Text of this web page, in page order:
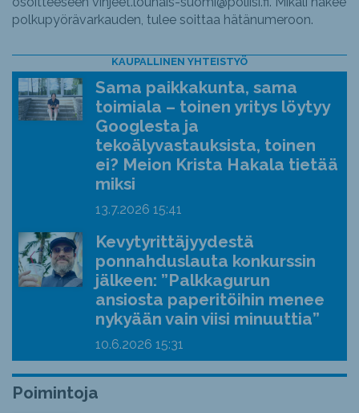
polkupyörävarkauden, tulee soittaa hätänumeroon.
KAUPALLINEN YHTEISTYÖ
Sama paikkakunta, sama
toimiala – toinen yritys löytyy
Googlesta ja
tekoälyvastauksista, toinen
ei? Meion Krista Hakala tietää
miksi
13.7.2026 15:41
Kevytyrittäjyydestä
ponnahduslauta konkurssin
jälkeen: ”Palkkagurun
ansiosta paperitöihin menee
nykyään vain viisi minuuttia”
10.6.2026 15:31
Poimintoja